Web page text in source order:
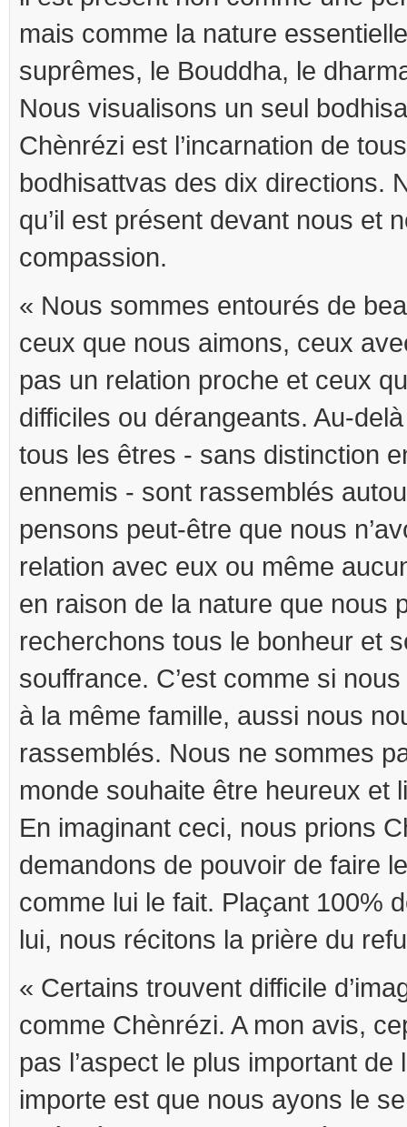
mais comme la nature
suprêmes, le Bouddha, le
Nous visualisons un seul
Chènrézi est l’incarnation de
bodhisattvas des dix directions.
qu’il est présent devant nous et
compassion.
« Nous sommes entourés de
ceux que nous aimons, ceux
pas un relation proche et ceux
difficiles ou dérangeants. Au-
tous les êtres - sans distinction
ennemis - sont rassemblés
pensons peut-être que nous
relation avec eux ou même
en raison de la nature que nous
recherchons tous le bonheur et
souffrance. C’est comme si
à la même famille, aussi nous
rassemblés. Nous ne sommes
monde souhaite être heureux et
En imaginant ceci, nous prions
demandons de pouvoir de faire
comme lui le fait. Plaçant 100%
lui, nous récitons la prière du
« Certains trouvent difficile
comme Chènrézi. A mon avis,
pas l’aspect le plus important
importe est que nous ayons le